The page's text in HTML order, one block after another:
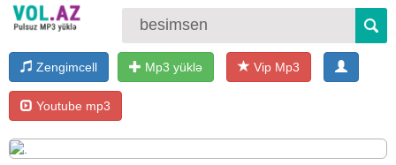
Zengimcell Mp3 yüklə Vip Mp3
Youtube mp3